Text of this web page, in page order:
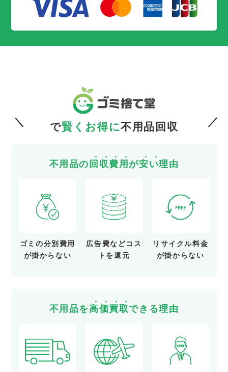
で賢くお得に不用品回収
不用品の 回 収費用 が安い理由
ゴミの分別費用
が掛からない
広告費などコス
トを還元
リサイクル料金
が掛からない
不用品を高価買取できる理由